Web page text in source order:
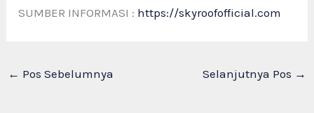
SUMBER INFORMASI : https://skyroofofficial.com
← Pos Sebelumnya Selanjutnya Pos →